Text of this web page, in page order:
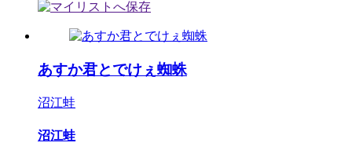
あすか君とでけぇ蜘蛛
沼江蛙
沼江蛙